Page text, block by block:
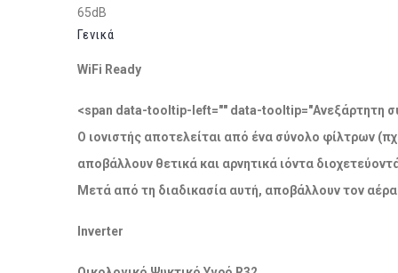
65dB
Γενικά
WiFi Ready
<span data-tooltip-left="" data-tooltip="Ανεξάρτητη
Ο ιονιστής αποτελείται από ένα σύνολο φίλτρων
αποβάλλουν θετικά και αρνητικά ιόντα
Μετά από τη διαδικασία αυτή, αποβάλλουν τον
Inverter